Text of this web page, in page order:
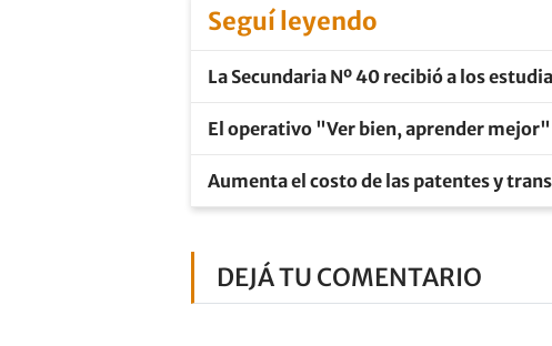
Seguí leyendo
La Secundaria Nº 40 recibió a los
El operativo "Ver bien, aprender
Aumenta el costo de las patentes y
DEJÁ TU COMENTARIO